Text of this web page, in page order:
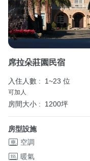
席拉朵莊園民宿
入住人數 : 1~23 位
可加人
房間大小 : 1200坪
房型設施
空調
暖氣